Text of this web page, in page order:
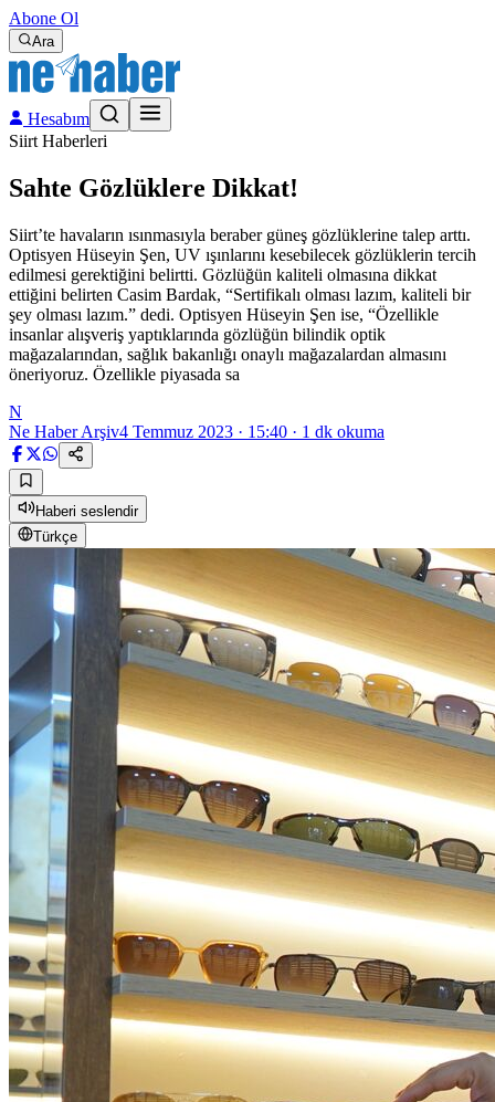
Abone Ol
Ara
Hesabım
Siirt Haberleri
Sahte Gözlüklere Dikkat!
Siirt’te havaların ısınmasıyla beraber güneş gözlüklerine talep arttı.
Optisyen Hüseyin Şen, UV ışınlarını kesebilecek gözlüklerin tercih
edilmesi gerektiğini belirtti. Gözlüğün kaliteli olmasına dikkat
ettiğini belirten Casim Bardak, “Sertifikalı olması lazım, kaliteli bir
şey olması lazım.” dedi. Optisyen Hüseyin Şen ise, “Özellikle
insanlar alışveriş yaptıklarında gözlüğün bilindik optik
mağazalarından, sağlık bakanlığı onaylı mağazalardan almasını
öneriyoruz. Özellikle piyasada sa
N
Ne Haber Arşiv4 Temmuz 2023 · 15:40 · 1 dk okuma
Haberi seslendir
Türkçe